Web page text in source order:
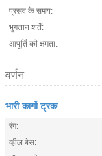
प्रसव के समय:
भुगतान शर्तें:
आपूर्ति की क्षमता:
वर्णन
भारी कार्गो ट्रक
रंग:
व्हील बेस: